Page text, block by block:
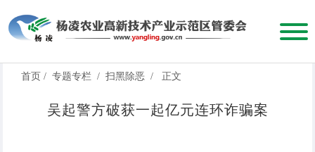
首页 / 专题专栏 / 扫黑除恶 / 正文
吴起警方破获一起亿元连环诈骗案